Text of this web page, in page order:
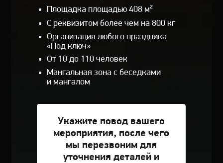
С реквизитом более чем на 800 кг
Площадка площадью 408 м²
Организация любого праздника
«Под ключ»
От 10 до 110 человек
Мангальная зона с беседками
и мангалом
Укажите повод вашего
мероприятия, после чего
мы перезвоним для
уточнения деталей и